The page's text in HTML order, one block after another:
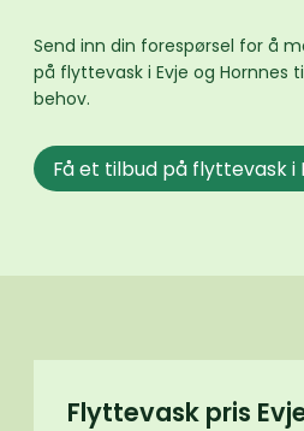
Send inn din forespørsel for å
på flyttevask i Evje og Hornnes
behov.
Få et tilbud på flyttevask i
Flyttevask pris